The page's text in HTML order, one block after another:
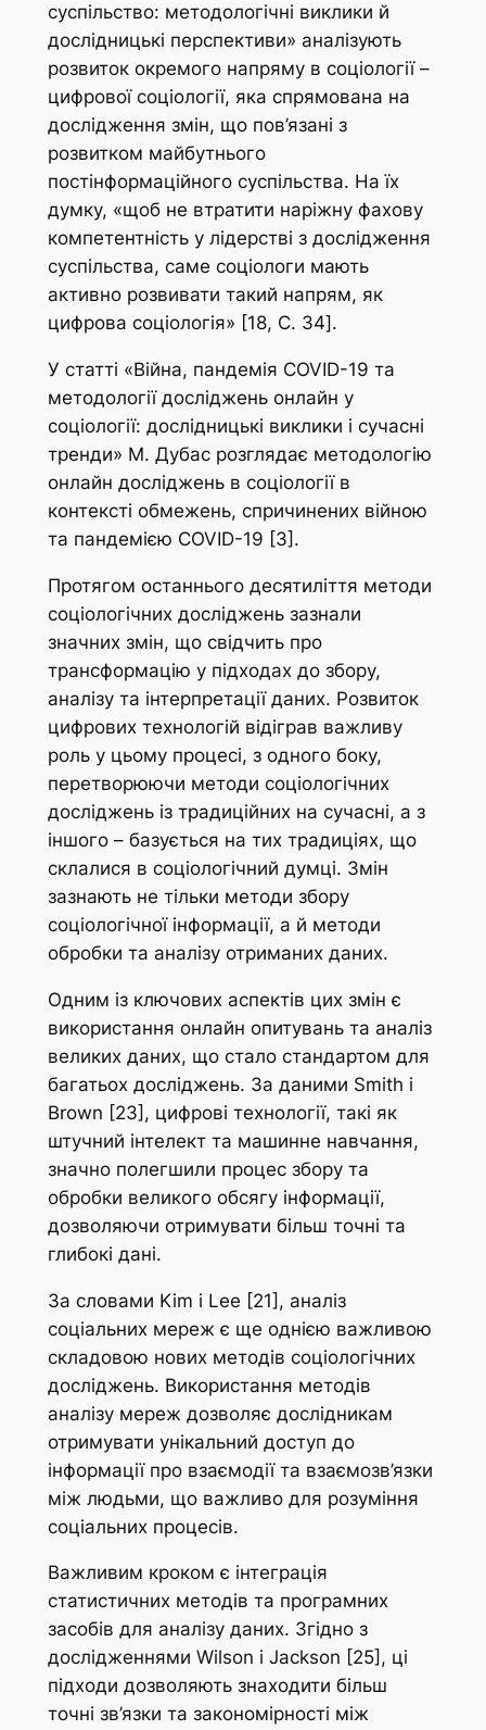
суспільство: методологічні виклики й
дослідницькі перспективи» аналізують
розвиток окремого напряму в соціології –
цифрової соціології, яка спрямована на
дослідження змін, що пов’язані з
розвитком майбутнього
постінформаційного суспільства. На їх
думку, «щоб не втратити наріжну фахову
компетентність у лідерстві з дослідження
суспільства, саме соціологи мають
активно розвивати такий напрям, як
цифрова соціологія» [18, C. 34].
У статті «Війна, пандемія COVID-19 та
методології досліджень онлайн у
соціології: дослідницькі виклики і сучасні
тренди» М. Дубас розглядає методологію
онлайн досліджень в соціології в
контексті обмежень, спричинених війною
та пандемією COVID-19 [3].
Протягом останнього десятиліття методи
соціологічних досліджень зазнали
значних змін, що свідчить про
трансформацію у підходах до збору,
аналізу та інтерпретації даних. Розвиток
цифрових технологій відіграв важливу
роль у цьому процесі, з одного боку,
перетворюючи методи соціологічних
досліджень із традиційних на сучасні, а з
іншого – базується на тих традиціях, що
склалися в соціологічний думці. Змін
зазнають не тільки методи збору
соціологічної інформації, а й методи
обробки та аналізу отриманих даних.
Одним із ключових аспектів цих змін є
використання онлайн опитувань та аналіз
великих даних, що стало стандартом для
багатьох досліджень. За даними Smith і
Brown [23], цифрові технології, такі як
штучний інтелект та машинне навчання,
значно полегшили процес збору та
обробки великого обсягу інформації,
дозволяючи отримувати більш точні та
глибокі дані.
За словами Kim і Lee [21], аналіз
соціальних мереж є ще однією важливою
складовою нових методів соціологічних
досліджень. Використання методів
аналізу мереж дозволяє дослідникам
отримувати унікальний доступ до
інформації про взаємодії та взаємозв’язки
між людьми, що важливо для розуміння
соціальних процесів.
Важливим кроком є інтеграція
статистичних методів та програмних
засобів для аналізу даних. Згідно з
дослідженнями Wilson і Jackson [25], ці
підходи дозволяють знаходити більш
точні зв’язки та закономірності між